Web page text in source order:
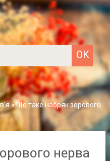
» Що таке набряк зорового
нерва